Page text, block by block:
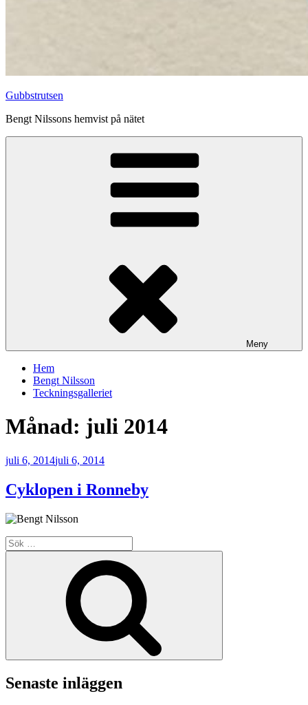
Gubbstrutsen
Bengt Nilssons hemvist på nätet
Meny
Hem
Bengt Nilsson
Teckningsgalleriet
Månad: juli 2014
Publicerat
juli 6, 2014juli 6, 2014
Cyklopen i Ronneby
Sök
efter:
Senaste inläggen